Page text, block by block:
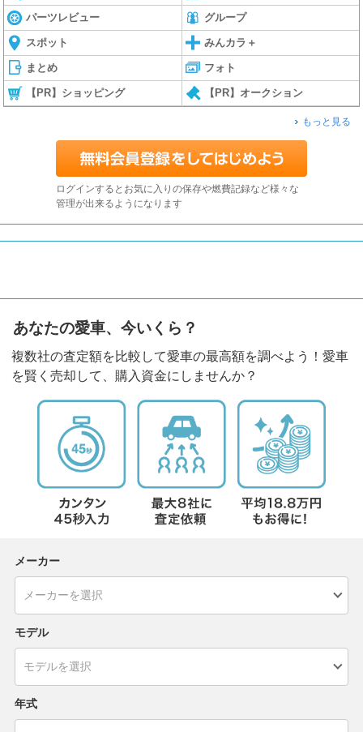
パーツレビュー グループ
スポット みんカラ＋
まとめ フォト
【PR】ショッピング 【PR】オークション
もっと見る
ログインするとお気に入りの保存や燃費記録など様々な
管理が出来るようになります
あなたの愛車、今いくら？
複数社の査定額を比較して愛車の最高額を調べよう！愛車
を賢く売却して、購入資金にしませんか？
メーカー
モデル
年式